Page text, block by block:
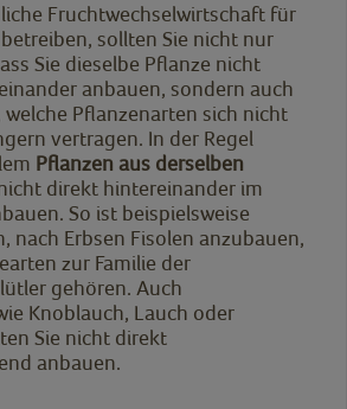
Fruchtwechselwirtschaft für
sollten Sie nicht nur
Sie dieselbe Pflanze nicht
anbauen, sondern auch
Pflanzenarten sich nicht
vertragen. In der Regel
Pflanzen aus derselben
direkt hintereinander im
So ist beispielsweise
nach Erbsen Fisolen anzubauen,
zur Familie der
gehören. Auch
Knoblauch, Lauch oder
Sie nicht direkt
anbauen.